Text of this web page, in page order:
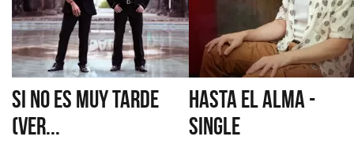
SI NO ES MUY TARDE
(VER...
HASTA EL ALMA -
SINGLE